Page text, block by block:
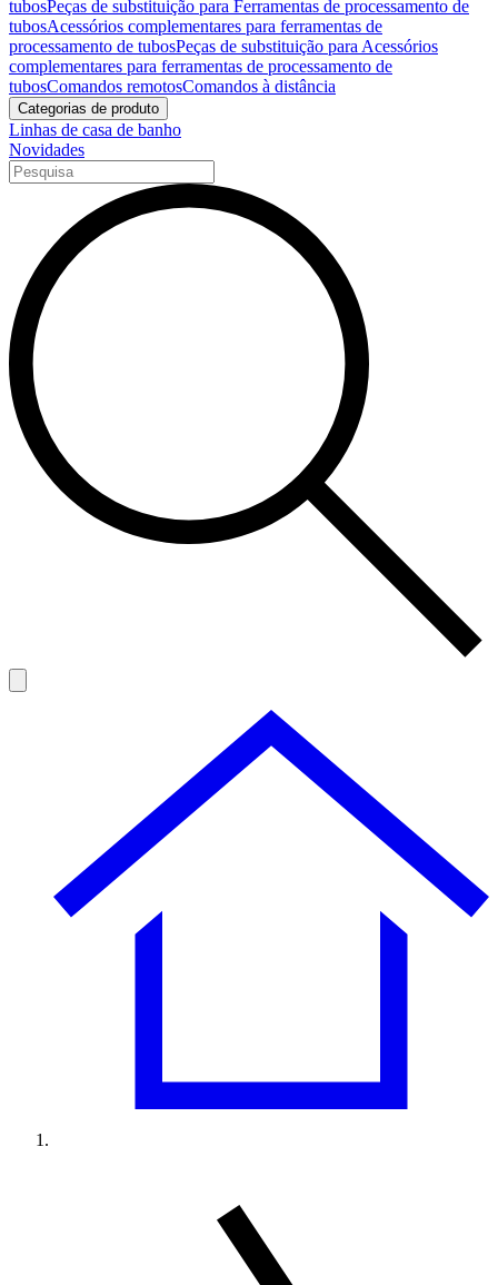
tubosPeças de substituição para Ferramentas de processamento de
tubosAcessórios complementares para ferramentas de
processamento de tubosPeças de substituição para Acessórios
complementares para ferramentas de processamento de
tubosComandos remotosComandos à distância
Categorias de produto
Linhas de casa de banho
Novidades